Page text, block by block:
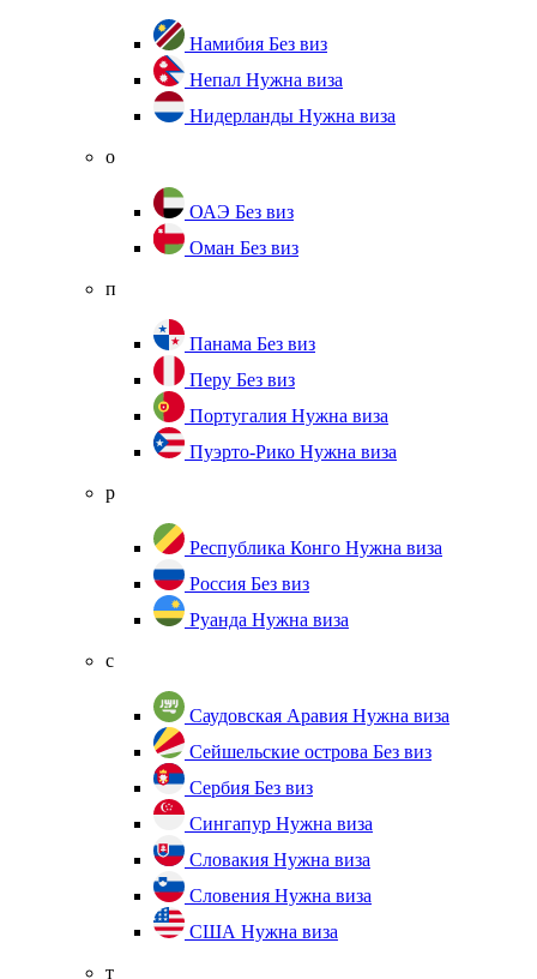
Намибия Без виз
Непал Нужна виза
Нидерланды Нужна виза
о
ОАЭ Без виз
Оман Без виз
п
Панама Без виз
Перу Без виз
Португалия Нужна виза
Пуэрто-Рико Нужна виза
р
Республика Конго Нужна виза
Россия Без виз
Руанда Нужна виза
с
Саудовская Аравия Нужна виза
Сейшельские острова Без виз
Сербия Без виз
Сингапур Нужна виза
Словакия Нужна виза
Словения Нужна виза
США Нужна виза
т